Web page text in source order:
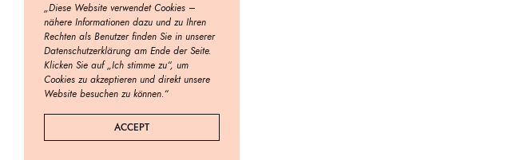
„Diese Website verwendet Cookies –
nähere Informationen dazu und zu Ihren
Rechten als Benutzer finden Sie in unserer
Datenschutzerklärung am Ende der Seite.
Klicken Sie auf „Ich stimme zu“, um
Cookies zu akzeptieren und direkt unsere
Website besuchen zu können.“
ACCEPT